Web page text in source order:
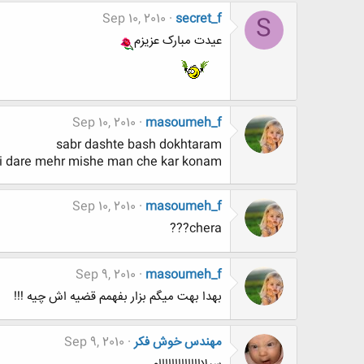
S
secret_f
Sep 10, 2010
عیدت مبارک عزیزم
masoumeh_f
Sep 10, 2010
sabr dashte bash dokhtaram
mehr mishe man che kar konam ???
masoumeh_f
Sep 10, 2010
chera???
masoumeh_f
Sep 9, 2010
بهدا بهت میگم بزار بفهمم قضیه اش چیه !!!
مهندس خوش فکر Sep 9, 2010